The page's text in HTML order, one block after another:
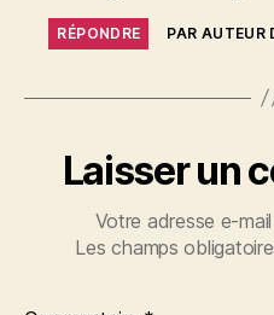
RÉPONDRE PAR AUTEUR
Laisser un
Votre adresse e-
Les champs